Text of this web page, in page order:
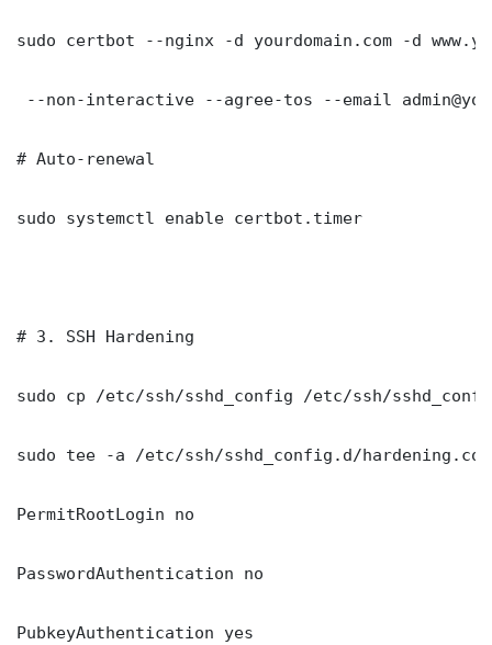
sudo certbot --nginx -d yourdomain.com -d
--non-interactive --agree-tos --email
# Auto-renewal
sudo systemctl enable certbot.timer
# 3. SSH Hardening
sudo cp /etc/ssh/sshd_config /etc/ssh/
sudo tee -a /etc/ssh/sshd_config.d/
PermitRootLogin no
PasswordAuthentication no
PubkeyAuthentication yes